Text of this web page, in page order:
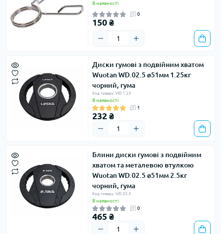
В наявності
0
150 ₴
Диски гумові з подвійним хватом
Wuotan WD.02.5 ø51мм 1.25кг
чорний, гума
Код товару: WD.1.25
В наявності
1
232 ₴
Блини диски гумові з подвійним
хватом та металевою втулкою
Wuotan WD.02.5 ø51мм 2.5кг
чорний, гума
Код товару: WD.02.5
В наявності
0
465 ₴